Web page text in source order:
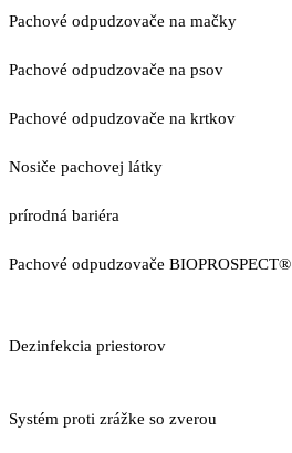
Pachové odpudzovače na mačky
Pachové odpudzovače na psov
Pachové odpudzovače na krtkov
Nosiče pachovej látky
prírodná bariéra
Pachové odpudzovače BIOPROSPECT®
Dezinfekcia priestorov
Systém proti zrážke so zverou